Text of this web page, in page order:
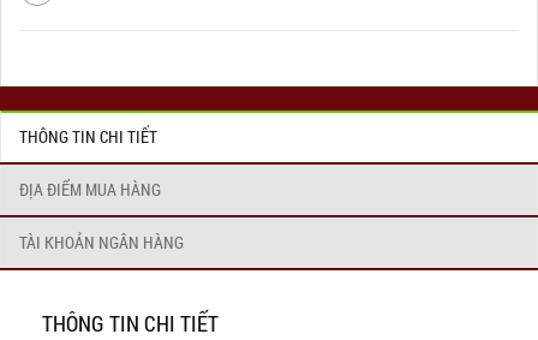
THÔNG TIN CHI TIẾT
ĐỊA ĐIỂM MUA HÀNG
TÀI KHOẢN NGÂN HÀNG
THÔNG TIN CHI TIẾT